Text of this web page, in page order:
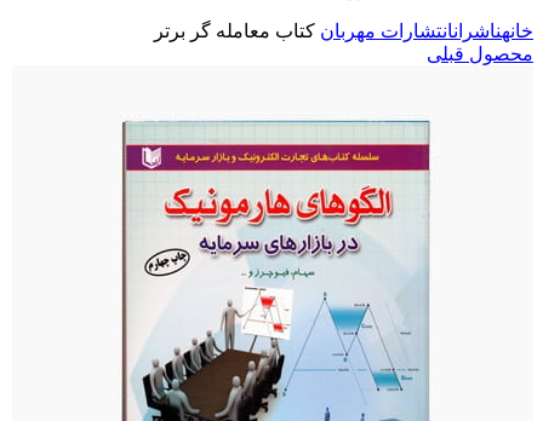
خانهناشرانانتشارات مهربان کتاب معامله گر برتر
محصول قبلی